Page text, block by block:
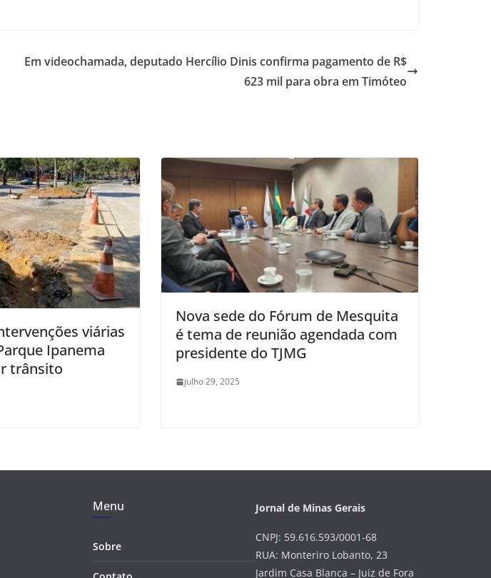
Em videochamada, deputado Hercílio Dinis confirma pagamento de R$
623 mil para obra em Timóteo
viárias
Ipanema
trânsito
Nova sede do Fórum de Mesquita
é tema de reunião agendada com
presidente do TJMG
julho 29, 2025
Menu
Sobre
Jornal de Minas Gerais
CNPJ: 59.616.593/0001-68
RUA: Monteriro Lobanto, 23
Jardim Casa Blanca – Juiz de Fora